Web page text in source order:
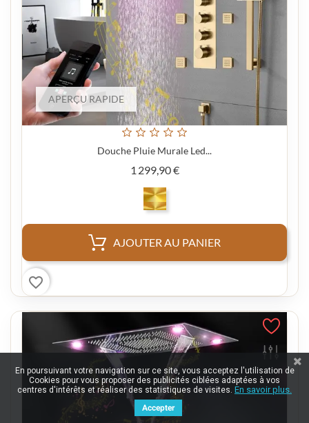
APERÇU RAPIDE
Douche Pluie Murale Led...
1 299,90 €Prix
AJOUTER AU PANIER
favorite_border
En poursuivant votre navigation sur ce site, vous acceptez l'utilisation de
Cookies pour vous proposer des publicités ciblées adaptées à vos
centres d'intérêts et réaliser des statistiques de visites. En savoir plus.
Accepter